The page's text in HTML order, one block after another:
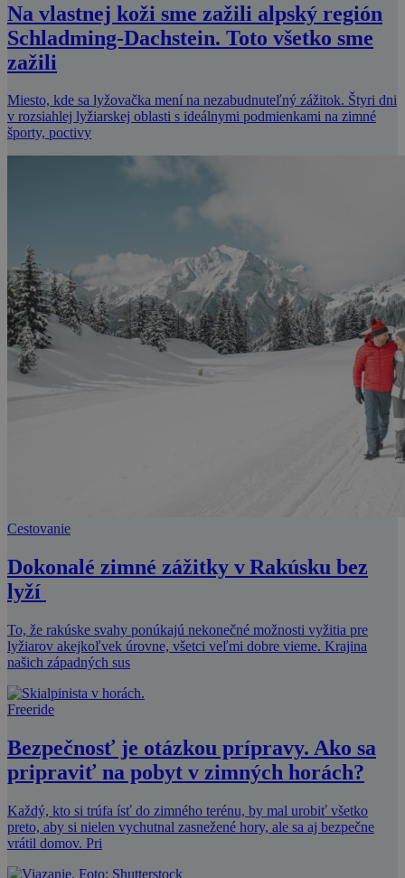
Na vlastnej koži sme zažili alpský región
Schladming-Dachstein. Toto všetko sme
zažili
Miesto, kde sa lyžovačka mení na nezabudnuteľný zážitok. Štyri dni
v rozsiahlej lyžiarskej oblasti s ideálnymi podmienkami na zimné
športy, poctivy
Cestovanie
Dokonalé zimné zážitky v Rakúsku bez
lyží
To, že rakúske svahy ponúkajú nekonečné možnosti vyžitia pre
lyžiarov akejkoľvek úrovne, všetci veľmi dobre vieme. Krajina
našich západných sus
Freeride
Bezpečnosť je otázkou prípravy. Ako sa
pripraviť na pobyt v zimných horách?
Každý, kto si trúfa ísť do zimného terénu, by mal urobiť všetko
preto, aby si nielen vychutnal zasnežené hory, ale sa aj bezpečne
vrátil domov. Pri